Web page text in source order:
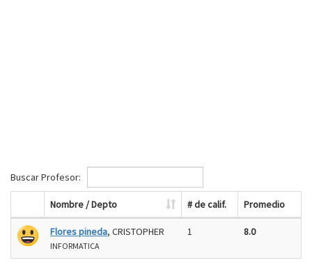
Buscar Profesor:
Nombre / Depto # de calif. Promedio
Flores pineda, CRISTOPHER
INFORMATICA
1 8.0